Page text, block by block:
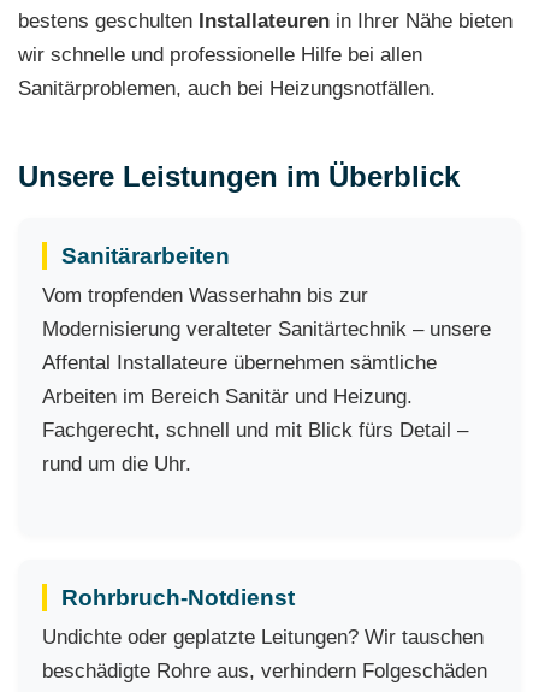
bestens geschulten Installateuren in Ihrer Nähe bieten
wir schnelle und professionelle Hilfe bei allen
Sanitärproblemen, auch bei Heizungsnotfällen.
Unsere Leistungen im Überblick
Sanitärarbeiten
Vom tropfenden Wasserhahn bis zur
Modernisierung veralteter Sanitärtechnik – unsere
Affental Installateure übernehmen sämtliche
Arbeiten im Bereich Sanitär und Heizung.
Fachgerecht, schnell und mit Blick fürs Detail –
rund um die Uhr.
Rohrbruch-Notdienst
Undichte oder geplatzte Leitungen? Wir tauschen
beschädigte Rohre aus, verhindern Folgeschäden